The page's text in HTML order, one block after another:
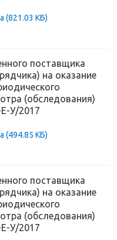
(821.03 КБ)
поставщика
на оказание
(обследования)
У/2017
(494.85 КБ)
поставщика
на оказание
(обследования)
У/2017